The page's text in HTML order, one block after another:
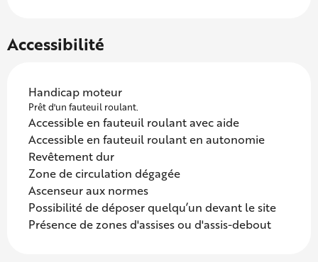
Accessibilité
Handicap moteur
Prêt d'un fauteuil roulant.
Accessible en fauteuil roulant avec aide
Accessible en fauteuil roulant en autonomie
Revêtement dur
Zone de circulation dégagée
Ascenseur aux normes
Possibilité de déposer quelqu’un devant le site
Présence de zones d'assises ou d'assis-debout